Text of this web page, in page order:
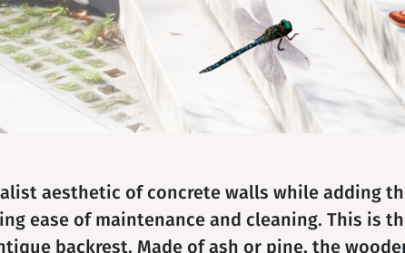
aesthetic of concrete walls while adding
ease of maintenance and cleaning. This is
backrest. Made of ash or pine, the